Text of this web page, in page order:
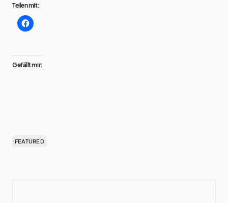
Teilen mit:
Gefällt mir:
FEATURED